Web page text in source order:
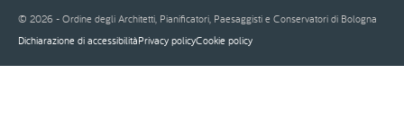
© 2026 - Ordine degli Architetti, Pianificatori, Paesaggisti e Conservatori di Bologna
Dichiarazione di accessibilitàPrivacy policyCookie policy